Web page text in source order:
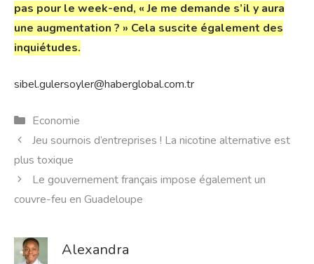
pas pour le week-end, « Je me demande s’il y aura
une augmentation ? » Cela suscite également des
inquiétudes.
sibel.gulersoyler@haberglobal.com.tr
Catégories
Economie
Jeu sournois d’entreprises ! La nicotine alternative est
plus toxique
Le gouvernement français impose également un
couvre-feu en Guadeloupe
Alexandra